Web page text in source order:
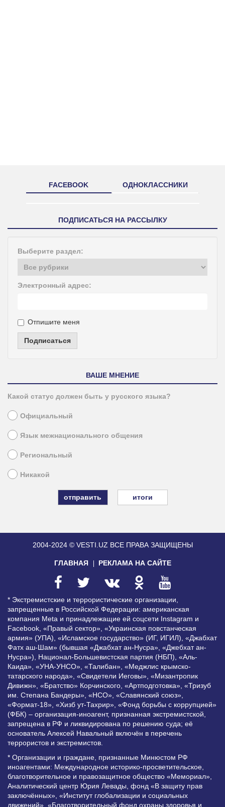
FACEBOOK ОДНОКЛАССНИКИ
ПОДПИСАТЬСЯ НА РАССЫЛКУ
Выберите раздел:
Электронный адрес:
Отпишите меня
Подписаться
ВАШЕ МНЕНИЕ
Какой статус должен быть у русского языка?
Официальный
Язык межнационального общения
Региональный
Никакой
итоги
2004-2024 © VESTI.UZ ВСЕ ПРАВА ЗАЩИЩЕНЫ
ГЛАВНАЯ РЕКЛАМА НА САЙТЕ
* Экстремистские и террористические организации,
запрещенные в Российской Федерации: американская
компания Meta и принадлежащие ей соцсети Instagram и
Facebook, «Правый сектор», «Украинская повстанческая
армия» (УПА), «Исламское государство» (ИГ, ИГИЛ), «Джабхат
Фатх аш-Шам» (бывшая «Джабхат ан-Нусра», «Джебхат ан-
Нусра»), Национал-Большевистская партия (НБП), «Аль-
Каида», «УНА-УНСО», «Талибан», «Меджлис крымско-
татарского народа», «Свидетели Иеговы», «Мизантропик
Дивижн», «Братство» Корчинского, «Артподготовка», «Тризуб
им. Степана Бандеры», «НСО», «Славянский союз»,
«Формат-18», «Хизб ут-Тахрир», «Фонд борьбы с коррупцией»
(ФБК) – организация-иноагент, признанная экстремистской,
запрещена в РФ и ликвидирована по решению суда; её
основатель Алексей Навальный включён в перечень
террористов и экстремистов.
* Организации и граждане, признанные Минюстом РФ
иноагентами: Международное историко-просветительское,
благотворительное и правозащитное общество «Мемориал»,
Аналитический центр Юрия Левады, фонд «В защиту прав
заключённых», «Институт глобализации и социальных
движений», «Благотворительный фонд охраны здоровья и